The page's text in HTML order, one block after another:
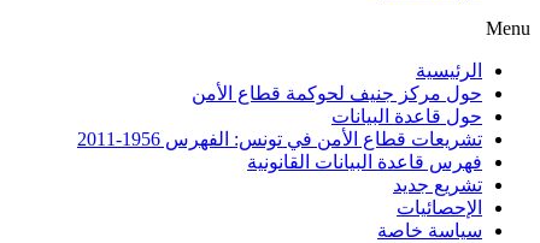
Menu
الرئيسية
حول مركز جنيف لحوكمة قطاع الأمن
حول قاعدة البيانات
تشريعات قطاع الأمن في تونس: الفهرس 1956-2011
فهرس قاعدة البيانات القانونية
تشريع جديد
الإحصائيات
سياسة خاصة